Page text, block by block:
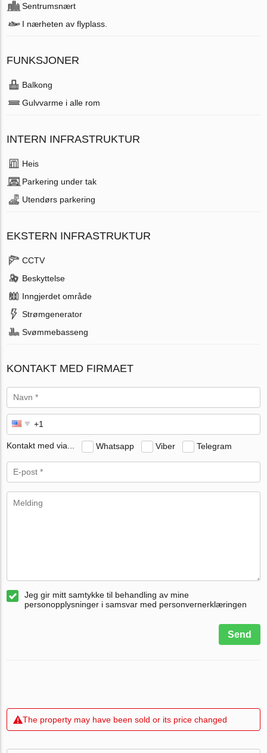
Sentrumsnært
I nærheten av flyplass.
FUNKSJONER
Balkong
Gulvvarme i alle rom
INTERN INFRASTRUKTUR
Heis
Parkering under tak
Utendørs parkering
EKSTERN INFRASTRUKTUR
CCTV
Beskyttelse
Inngjerdet område
Strømgenerator
Svømmebasseng
KONTAKT MED FIRMAET
Kontakt med via... Whatsapp Viber Telegram
Jeg gir mitt samtykke til behandling av mine
personopplysninger i samsvar med personvernerklæringen
Send
The property may have been sold or its price changed